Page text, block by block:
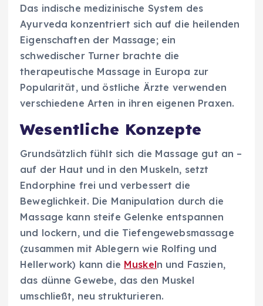
Das indische medizinische System des
Ayurveda konzentriert sich auf die heilenden
Eigenschaften der Massage; ein
schwedischer Turner brachte die
therapeutische Massage in Europa zur
Popularität, und östliche Ärzte verwenden
verschiedene Arten in ihren eigenen Praxen.
Wesentliche Konzepte
Grundsätzlich fühlt sich die Massage gut an –
auf der Haut und in den Muskeln, setzt
Endorphine frei und verbessert die
Beweglichkeit. Die Manipulation durch die
Massage kann steife Gelenke entspannen
und lockern, und die Tiefengewebsmassage
(zusammen mit Ablegern wie Rolfing und
Hellerwork) kann die Muskeln und Faszien,
das dünne Gewebe, das den Muskel
umschließt, neu strukturieren.